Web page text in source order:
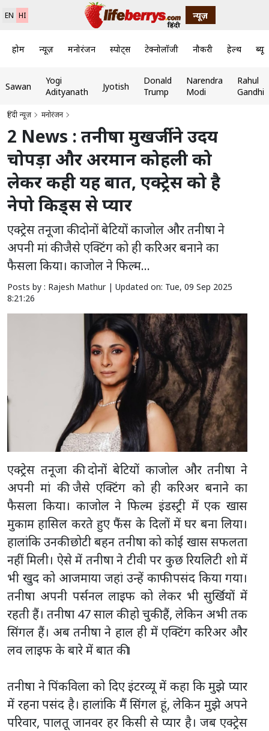
EN HI न्यूज़
होम न्यूज़ मनोरंजन स्पोर्ट्स टेक्नोलॉजी नौकरी हेल्थ
Sawan
Yogi
Adityanath
Jyotish
Donald
Trump
Narendra
Modi
Rahul
Gandhi
हिंदी न्यूज़ मनोरंजन
2 News : तनीषा मुखर्जी ने उदय
चोपड़ा और अरमान कोहली को
लेकर कही यह बात, एक्ट्रेस को है
नेपो किड्स से प्यार
एक्ट्रेस तनूजा की दोनों बेटियों काजोल और तनीषा ने
अपनी मां की जैसे एक्टिंग को ही करिअर बनाने का
फैसला किया। काजोल ने फिल्म...
Posts by : Rajesh Mathur | Updated on: Tue, 09 Sep 2025
8:21:26
एक्ट्रेस तनूजा की दोनों बेटियों काजोल और तनीषा ने
अपनी मां की जैसे एक्टिंग को ही करिअर बनाने का
फैसला किया। काजोल ने फिल्म इंडस्ट्री में एक खास
मुकाम हासिल करते हुए फैंस के दिलों में घर बना लिया।
हालांकि उनकी छोटी बहन तनीषा को कोई खास सफलता
नहीं मिली। ऐसे में तनीषा ने टीवी पर कुछ रियलिटी शो में
भी खुद को आजमाया जहां उन्हें काफी पसंद किया गया।
तनीषा अपनी पर्सनल लाइफ को लेकर भी सुर्खियों में
रहती हैं। तनीषा 47 साल की हो चुकी हैं, लेकिन अभी तक
सिंगल हैं। अब तनीषा ने हाल ही में एक्टिंग करिअर और
लव लाइफ के बारे में बात की।
तनीषा ने पिंकविला को दिए इंटरव्यू में कहा कि मुझे प्यार
में रहना पसंद है। हालांकि मैं सिंगल हूं, लेकिन मुझे अपने
परिवार, पालतू जानवर हर किसी से प्यार है। जब एक्ट्रेस